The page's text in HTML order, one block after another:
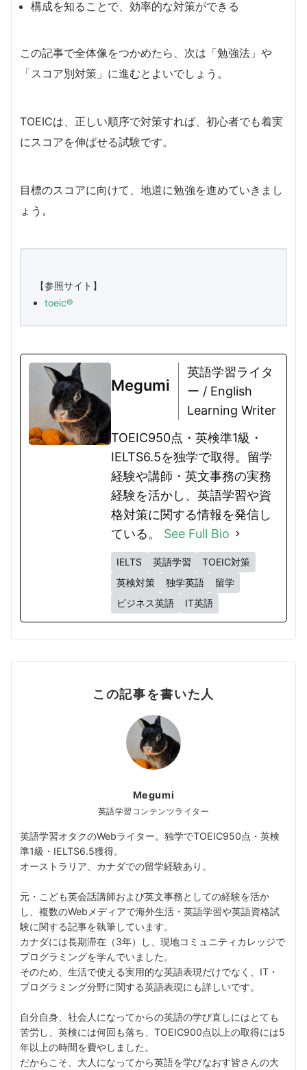
構成を知ることで、効率的な対策ができる
この記事で全体像をつかめたら、次は「勉強法」や
「スコア別対策」に進むとよいでしょう。
TOEICは、正しい順序で対策すれば、初心者でも着実
にスコアを伸ばせる試験です。
目標のスコアに向けて、地道に勉強を進めていきまし
ょう。
【参照サイト】
toeic®
Megumi
英語学習ライタ
ー / English
Learning Writer
TOEIC950点・英検準1級・
IELTS6.5を独学で取得。留学
経験や講師・英文事務の実務
経験を活かし、英語学習や資
格対策に関する情報を発信し
ている。 See Full Bio
IELTS 英語学習
TOEIC対策
英検対策
独学英語
留学
ビジネス英語
IT英語
この記事を書いた人
Megumi
英語学習コンテンツライター
英語学習オタクのWebライター。独学でTOEIC950点・英検
準1級・IELTS6.5獲得。
オーストラリア、カナダでの留学経験あり。
元・こども英会話講師および英文事務としての経験を活か
し、複数のWebメディアで海外生活・英語学習や英語資格試
験に関する記事を執筆しています。
カナダには長期滞在（3年）し、現地コミュニティカレッジで
プログラミングを学んでいました。
そのため、生活で使える実用的な英語表現だけでなく、IT・
プログラミング分野に関する英語表現にも詳しいです。
自分自身、社会人になってからの英語の学び直しにはとても
苦労し、英検には何回も落ち、TOEIC900点以上の取得には5
年以上の時間を費やしました。
だからこそ、大人になってから英語を学びなおす皆さんの大